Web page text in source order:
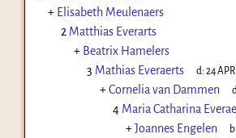
+ Elisabeth Meulenaers
2 Matthias Everarts
+ Beatrix Hamelers
3 Mathias Everaerts d:24 APR
+Cornelia van Dammen
4 Maria Catharina
+Joannes Engelen